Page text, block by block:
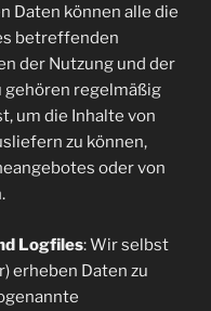
Daten können alle die
betreffenden
der Nutzung und der
gehören regelmäßig
um die Inhalte von
zu können,
oder von
Logfiles: Wir selbst
erheben Daten zu